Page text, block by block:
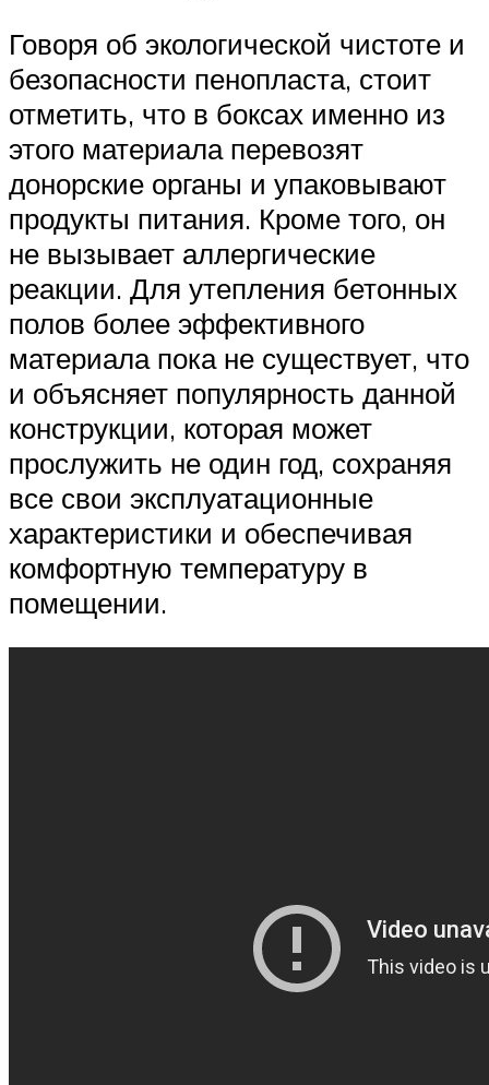
Говоря об экологической чистоте и
безопасности пенопласта, стоит
отметить, что в боксах именно из
этого материала перевозят
донорские органы и упаковывают
продукты питания. Кроме того, он
не вызывает аллергические
реакции. Для утепления бетонных
полов более эффективного
материала пока не существует, что
и объясняет популярность данной
конструкции, которая может
прослужить не один год, сохраняя
все свои эксплуатационные
характеристики и обеспечивая
комфортную температуру в
помещении.